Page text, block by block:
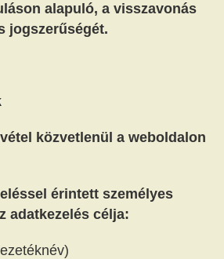
alapuló, a visszavonás
jogszerűségét.
közvetlenül a weboldalon
érintett személyes
adatkezelés célja: